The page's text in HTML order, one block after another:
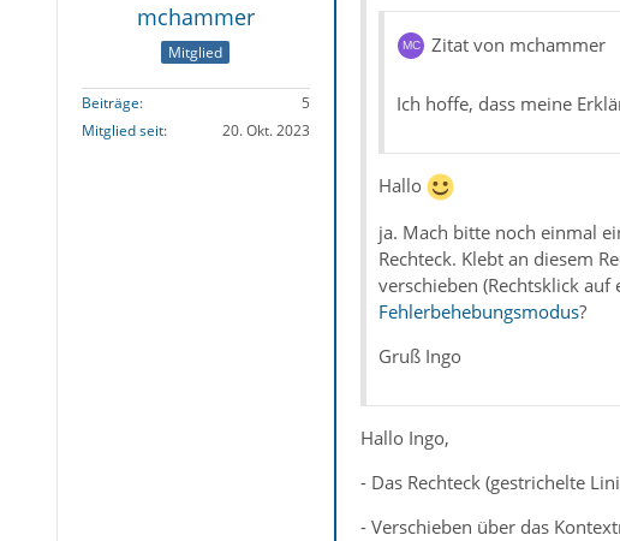
mchammer
Mitglied
Beiträge
5
Mitglied seit
20. Okt. 2023
Zitat von mchammer
Ich hoffe, dass meine
Hallo
ja. Mach bitte noch einmal
Rechteck. Klebt an diesem
verschieben (Rechtsklick auf
Fehlerbehebungsmodus?
Gruß Ingo
Hallo Ingo,
- Das Rechteck (gestrichelte
- Verschieben über das